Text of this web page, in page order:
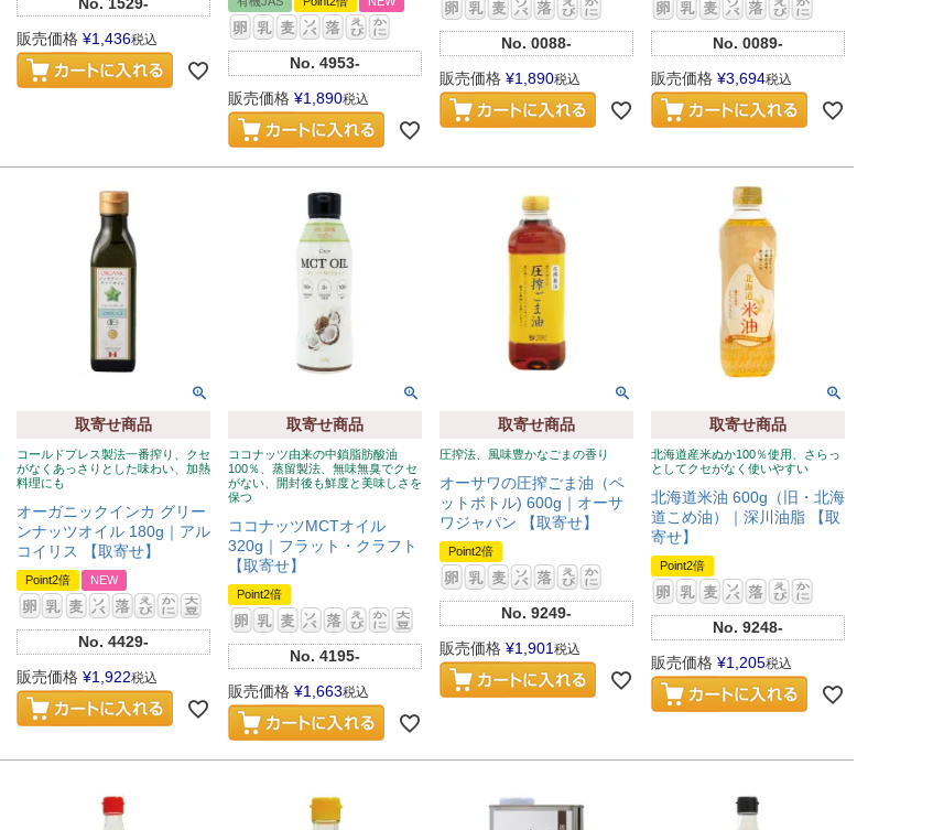
販売価格 ¥1,436税込
No. 4953-
販売価格 ¥1,890税込
No. 0088-
販売価格 ¥1,890税込
No. 0089-
販売価格 ¥3,694税込
取寄せ商品
コールドプレス製法一番搾り、クセ
がなくあっさりとした味わい、加熱
料理にも
オーガニックインカ グリー
ンナッツオイル 180g｜アル
コイリス 【取寄せ】
Point2倍 NEW
No. 4429-
販売価格 ¥1,922税込
取寄せ商品
ココナッツ由来の中鎖脂肪酸油
100％、蒸留製法、無味無臭でクセ
がない、開封後も鮮度と美味しさを
保つ
ココナッツMCTオイル
320g｜フラット・クラフト
【取寄せ】
Point2倍
No. 4195-
販売価格 ¥1,663税込
取寄せ商品
圧搾法、風味豊かなごまの香り
オーサワの圧搾ごま油（ペ
ットボトル) 600g｜オーサ
ワジャパン 【取寄せ】
Point2倍
No. 9249-
販売価格 ¥1,901 税込
取寄せ商品
北海道産米ぬか100％使用、さらっ
としてクセがなく使いやすい
北海道米油 600g（旧・北海
道こめ油）｜深川油脂 【取
寄せ】
Point2倍
No. 9248-
販売価格 ¥1,205税込